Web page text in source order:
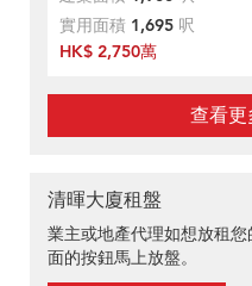
實用面積 1,695 呎
HK$ 2,750萬
查看
清暉大廈租盤
業主或地產代理如想放租
面的按鈕馬上放盤。